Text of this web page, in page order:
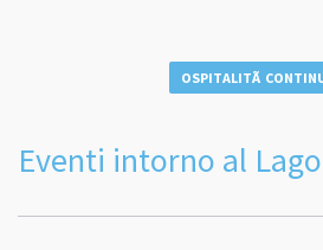
OSPITALITÃ
Eventi intorno al